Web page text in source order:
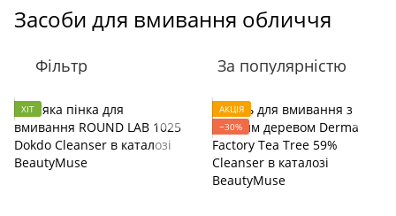
Засоби для вмивання обличчя
Фільтр За популярністю
ХІТ
АКЦІЯ
−30%